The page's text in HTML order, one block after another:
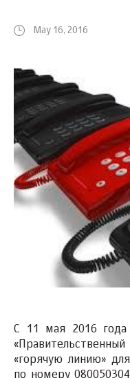
May 16, 2016
С 11 мая 2016 года
«горячую линию»
по номеру